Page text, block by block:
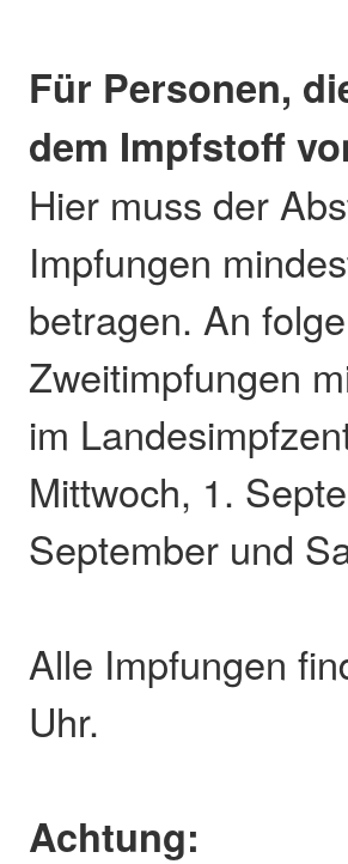
Für Personen,
dem Impfstoff
Hier muss der
Impfungen
betragen. An
Zweitimpfungen
im
Mittwoch, 1.
September und
Alle Impfungen
Uhr.
Achtung: